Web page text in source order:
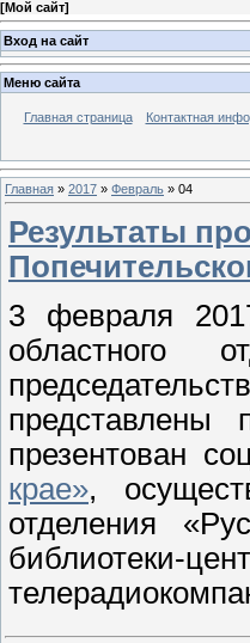
[Мой сайт]
Вход на сайт
Меню сайта
Главная страница Контактная
Главная » 2017 » Февраль » 04
Результаты
3 февраля
областного
презентован
крае»,
отделения